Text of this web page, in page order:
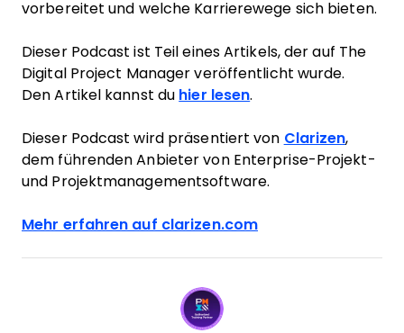
vorbereitet und welche Karrierewege sich bieten.
Dieser Podcast ist Teil eines Artikels, der auf The
Digital Project Manager veröffentlicht wurde.
Den Artikel kannst du hier lesen.
Dieser Podcast wird präsentiert von Clarizen,
dem führenden Anbieter von Enterprise-Projekt-
und Projektmanagementsoftware.
Mehr erfahren auf clarizen.com